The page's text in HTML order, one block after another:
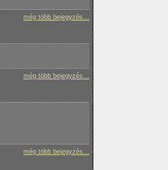
még több bejegyzés...
még több bejegyzés...
még több bejegyzés...